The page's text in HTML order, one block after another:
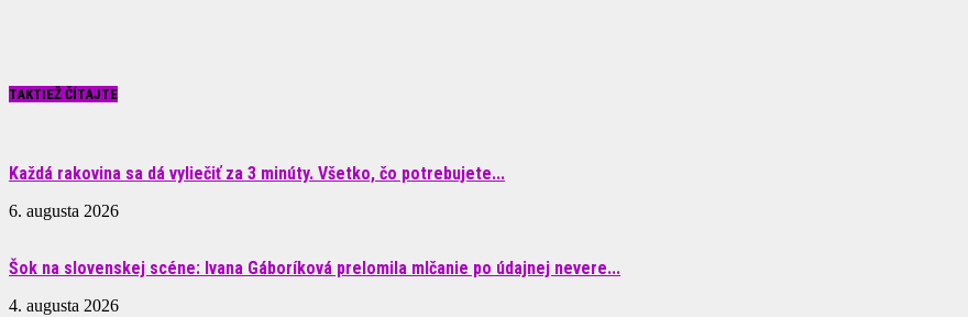
TAKTIEŽ ČÍTAJTE
Každá rakovina sa dá vyliečiť za 3 minúty. Všetko, čo potrebujete...
6. augusta 2026
Šok na slovenskej scéne: Ivana Gáboríková prelomila mlčanie po údajnej nevere...
4. augusta 2026